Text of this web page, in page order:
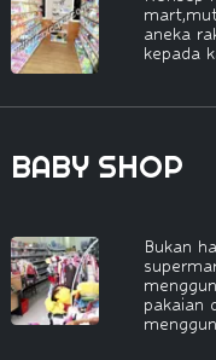
aneka
kepada
BABY SHOP
Bukan
pakaian